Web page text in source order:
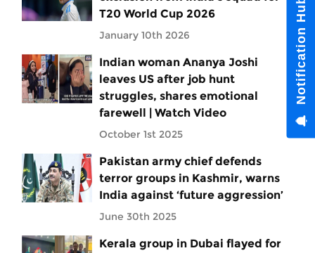
T20 World Cup 2026
January 10th 2026
Indian woman Ananya Joshi
leaves US after job hunt
struggles, shares emotional
farewell | Watch Video
October 1st 2025
Pakistan army chief defends
terror groups in Kashmir, warns
India against ‘future aggression’
June 30th 2025
Kerala group in Dubai flayed for
Notification Hub